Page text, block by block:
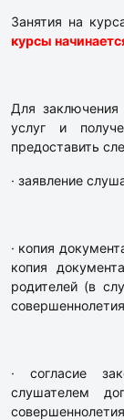
Занятия на
курсы
Для заключения
услуг и
предоставить
· заявление
· копия
копия
родителей (в
· согласие
слушателем